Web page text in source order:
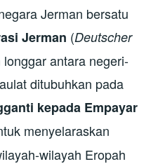
Jerman bersatu
Jerman (Deutscher
antara negeri-
ditubuhkan pada
kepada Empayar
menyelaraskan
wilayah Eropah